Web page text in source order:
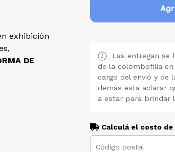
exhibición
DE
Las entregan se
de la colombofilia
cargo del envió y de
demás esta aclarar
a estar para brindar
Calculá el costo de